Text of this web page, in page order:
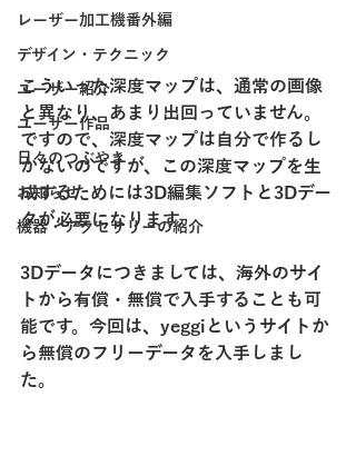
レーザー加工機番外編
デザイン・テクニック
ユーザー紹介
ユーザー作品
日々のつぶやき
お知らせ
機器・アクセサリーの紹介
こういった深度マップは、通常の画像
と異なり、あまり出回っていません。
ですので、深度マップは自分で作るし
かないのですが、この深度マップを生
成するためには3D編集ソフトと3Dデー
タが必要になります。
3Dデータにつきましては、海外のサイ
トから有償・無償で入手することも可
能です。今回は、yeggiというサイトか
ら無償のフリーデータを入手しまし
た。